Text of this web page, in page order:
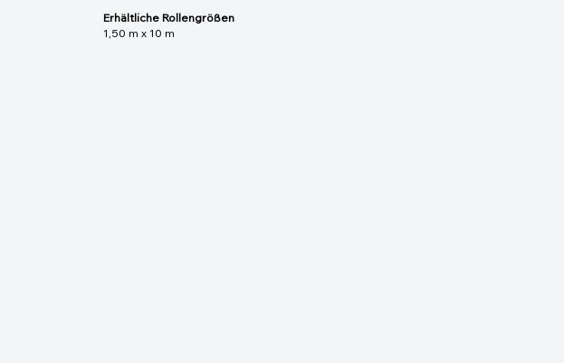
Erhältliche Rollengrößen
1,50 m x 10 m